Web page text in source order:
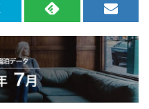
RSS
で
記
事
を
メ
ル
マ
ガ
登